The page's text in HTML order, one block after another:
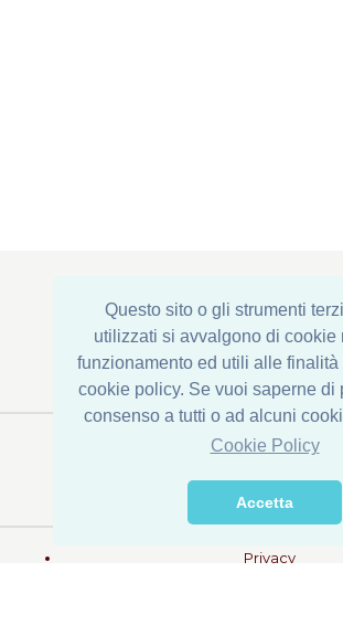
Questo sito o gli strumenti
utilizzati si avvalgono di cookie
funzionamento ed utili alle
cookie policy. Se vuoi saperne di
consenso a tutti o ad alcuni
Cookie Policy
Accetta
Sede Legale : Via Corona di
Stabilimento: Via della
76015 Trinitapoli (BT) - ITALY
Tel. +39 0883 631790
info@dispacconserve.com
Privacy